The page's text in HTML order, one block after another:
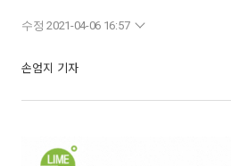
수정 2021-04-06 16:57
손엄지 기자